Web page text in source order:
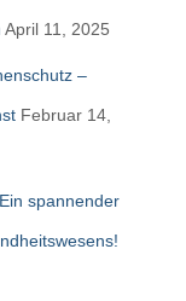
April 11, 2025
–
Februar 14,
spannender